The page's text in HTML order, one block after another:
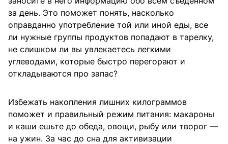
за день. Это поможет понять, насколько
оправданно употребление той или иной еды, все
ли нужные группы продуктов попадают в тарелку,
не слишком ли вы увлекаетесь легкими
углеводами, которые быстро перегорают и
откладываются про запас?
Избежать накопления лишних килограммов
поможет и правильный режим питания: макароны
и каши ешьте до обеда, овощи, рыбу или творог —
на ужин. За час до сна для активизации